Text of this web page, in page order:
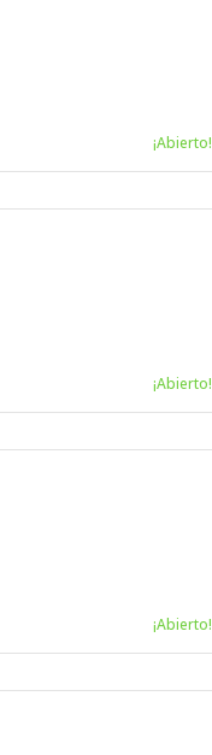
¡Abierto!
¡Abierto!
¡Abierto!